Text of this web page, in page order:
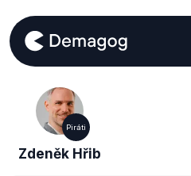
Piráti
Zdeněk Hřib